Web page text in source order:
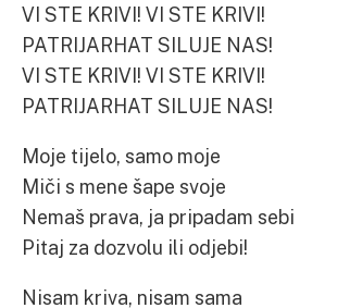
VI STE KRIVI! VI STE KRIVI!
PATRIJARHAT SILUJE NAS!
VI STE KRIVI! VI STE KRIVI!
PATRIJARHAT SILUJE NAS!
Moje tijelo, samo moje
Miči s mene šape svoje
Nemaš prava, ja pripadam sebi
Pitaj za dozvolu ili odjebi!
Nisam kriva, nisam sama